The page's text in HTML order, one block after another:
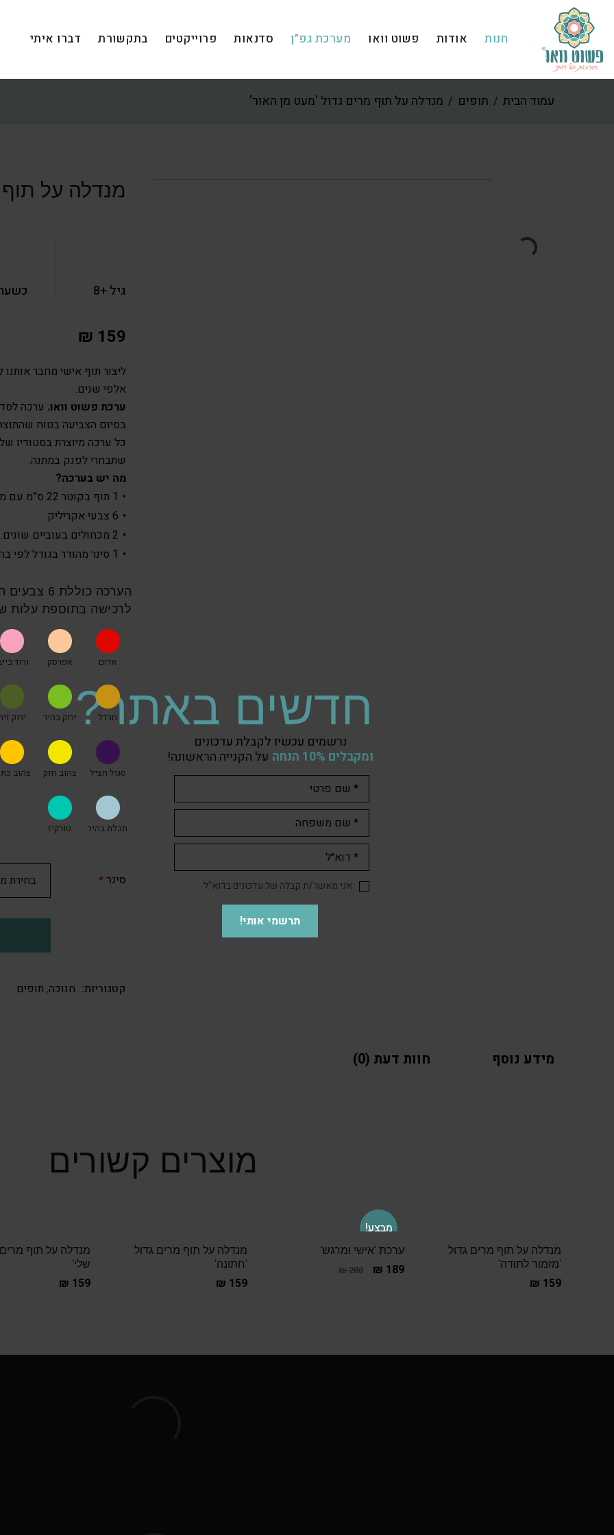
חנות אודות פשוט וואו מערכת גפ”ן סדנאות פרוייקטים בתקשורת דברו איתי
עמוד הבית / תופים / מנדלה על תוף מרים גדול 'מעט מן האור'
מנדלה על
גיל +8
₪ 159
ליצור תוף אישי מחבר
אלפי שנים.
ערכת פשוט וואו. ערכה
בסיום הצביעה בטוח
כל ערכה מיוצרת בסטודיו
שתבחרי לפנק במתנה.
מה יש בערכה?
1 תוף בקוטר 22 ס”מ עם מדבקת מנדלה וכיתוב.
6 צבעי אקריליק.
2 מכחולים בעוביים שונים.
1 סינר מהודר בגודל לפי בחירה.
הערכה
לרכישה בתוספת עלות של 5 ₪ לכל
אדום אפרסק ורוד
חרדל ירוק בהיר ירוק
סגול חציל צהוב חזק צהוב
תכלת בהיר טורקיז
סינר*
קטגוריות: חנוכה, תופים
מידע נוסף חוות דעת (0)
מוצרים קשורים
מנדלה על תוף מרים גדול
'מזמור לתודה'
₪ 159
מבצע!
ערכת 'אישי ומרגש'
₪200 ₪ 189
מנדלה על תוף מרים גדול
'חתונה'
₪ 159
מנדלה על תוף
שלי'
₪ 159
חדשים באתר?
נרשמים עכשיו לקבלת עדכונים
ומקבלים 10% הנחה
על הקנייה הראשונה!
אני מאשר/ת קבלה של עדכונים בדוא"ל
תרשמי אותי!